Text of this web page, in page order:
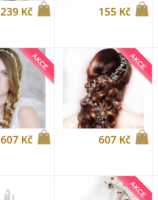
239 Kč 155 Kč
607 Kč
AKCE
607 Kč
AKCE
AKCE